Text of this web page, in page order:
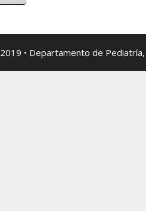
• Departamento de Pediatría,